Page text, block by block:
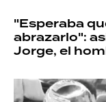
"Esperaba
abrazarlo":
Jorge, el